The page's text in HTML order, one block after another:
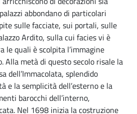
abbondano di particolari
sulle facciate, sui portali, sulle
Ardito, sulla cui facies vi è
le quali è scolpita l’immagine
Alla metà di questo secolo risale la
dell’Immacolata, splendido
e la semplicità dell’esterno e la
barocchi dell’interno,
Nel 1698 inizia la costruzione